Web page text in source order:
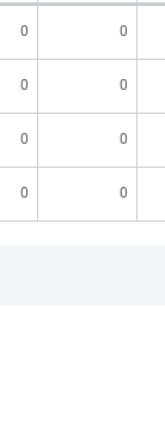
0 0
0 0
0 0
0 0